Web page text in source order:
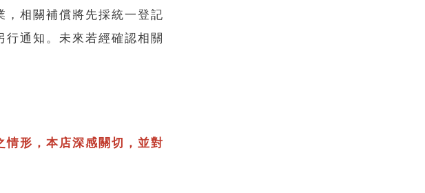
，相關補償將先採統一登記
通知。未來若經確認相關
情形，本店深感關切，並對